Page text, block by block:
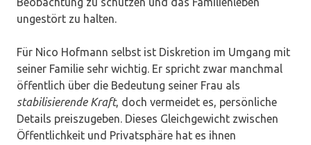
ungestört zu halten.
Für Nico Hofmann selbst ist Diskretion im Umgang mit
seiner Familie sehr wichtig. Er spricht zwar manchmal
öffentlich über die Bedeutung seiner Frau als
stabilisierende Kraft, doch vermeidet es, persönliche
Details preiszugeben. Dieses Gleichgewicht zwischen
Öffentlichkeit und Privatsphäre hat es ihnen